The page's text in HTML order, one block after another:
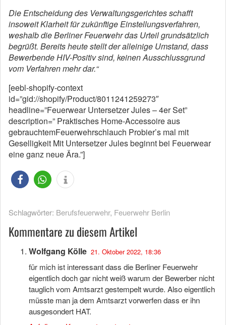
Die Entscheidung des Verwaltungsgerichtes schafft
insoweit Klarheit für zukünftige Einstellungsverfahren,
weshalb die Berliner Feuerwehr das Urteil grundsätzlich
begrüßt. Bereits heute stellt der alleinige Umstand, dass
Bewerbende HIV-Positiv sind, keinen Ausschlussgrund
vom Verfahren mehr dar.“
[eebl-shopify-context
id=”gid://shopify/Product/8011241259273″
headline=”Feuerwear Untersetzer Jules – 4er Set”
description=” Praktisches Home-Accessoire aus
gebrauchtemFeuerwehrschlauch Probier’s mal mit
Geselligkeit Mit Untersetzer Jules beginnt bei Feuerwear
eine ganz neue Ära.”]
Schlagwörter: Berufsfeuerwehr, Feuerwehr Berlin
Kommentare zu diesem Artikel
Wolfgang Kölle 21. Oktober 2022, 18:36
für mich ist interessant dass die Berliner Feuerwehr
eigentlich doch gar nicht weiß warum der Bewerber nicht
tauglich vom Amtsarzt gestempelt wurde. Also eigentlich
müsste man ja dem Amtsarzt vorwerfen dass er ihn
ausgesondert HAT.